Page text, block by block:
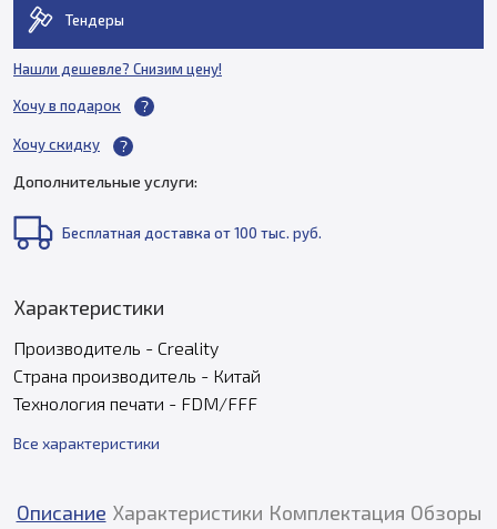
Дополнительные услуги:
Бесплатная доставка от 100 тыс. руб.
Характеристики
Производитель - Creality
Страна производитель - Китай
Технология печати - FDM/FFF
Все характеристики
Тендеры
Нашли дешевле? Снизим цену!
Хочу в подарок
Хочу скидку
Описание Характеристики Комплектация Обзоры